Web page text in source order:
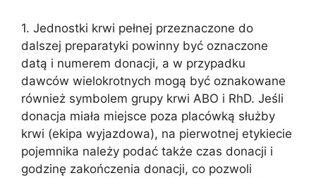
1. Jednostki krwi pełnej przeznaczone do
dalszej preparatyki powinny być oznaczone
datą i numerem donacji, a w przypadku
dawców wielokrotnych mogą być oznakowane
również symbolem grupy krwi ABO i RhD. Jeśli
donacja miała miejsce poza placówką służby
krwi (ekipa wyjazdowa), na pierwotnej etykiecie
pojemnika należy podać także czas donacji i
godzinę zakończenia donacji, co pozwoli